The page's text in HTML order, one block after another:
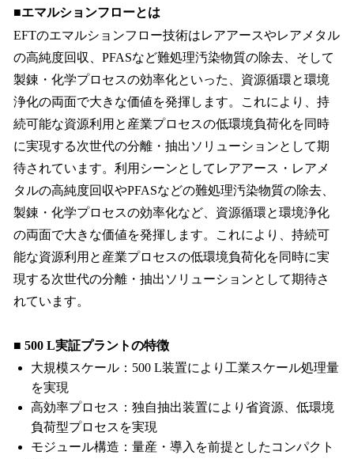
■エマルションフローとは
EFTのエマルションフロー技術はレアアースやレアメタル
の高純度回収、PFASなど難処理汚染物質の除去、そして
製錬・化学プロセスの効率化といった、資源循環と環境
浄化の両面で大きな価値を発揮します。これにより、持
続可能な資源利用と産業プロセスの低環境負荷化を同時
に実現する次世代の分離・抽出ソリューションとして期
待されています。利用シーンとしてレアアース・レアメ
タルの高純度回収やPFASなどの難処理汚染物質の除去、
製錬・化学プロセスの効率化など、資源循環と環境浄化
の両面で大きな価値を発揮します。これにより、持続可
能な資源利用と産業プロセスの低環境負荷化を同時に実
現する次世代の分離・抽出ソリューションとして期待さ
れています。
■ 500 L実証プラントの特徴
大規模スケール：500 L装置により工業スケール処理量
を実現
高効率プロセス：独自抽出装置により省資源、低環境
負荷型プロセスを実現
モジュール構造：量産・導入を前提としたコンパクト